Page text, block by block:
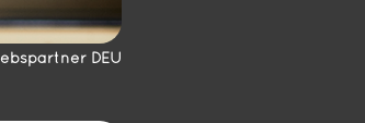
DEU